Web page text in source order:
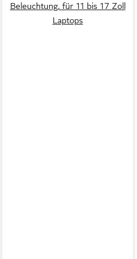
Beleuchtung, für 11 bis 17 Zoll
Laptops